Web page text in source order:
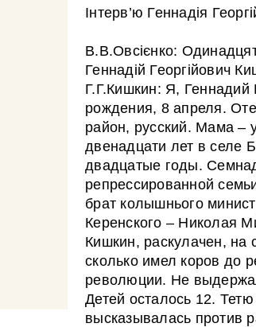
Інтерв’ю Геннадія
В.В.Овсієнко:
Геннадій Георгійович
Г.Г.Кишкин: Я, Геннадий
рождения, 8 апреля.
район, русский. Мама –
двенадцати лет в селе
двадцатые годы.
репрессированной
брат колышнього
Керенского – Николая
Кишкин, раскулачен, на
сколько имел коров до
революции. Не
Детей осталось 12.
высказывалась против